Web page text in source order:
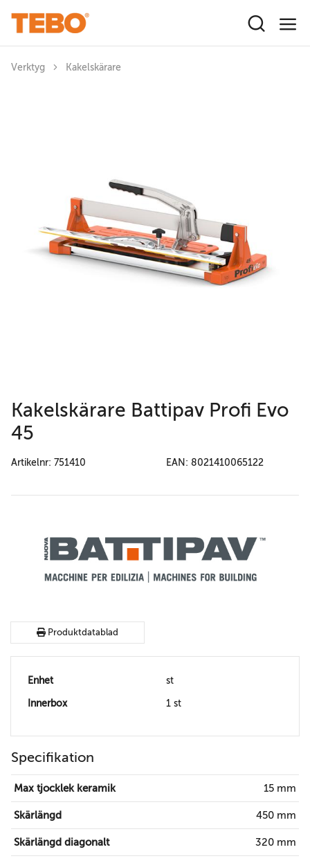
Verktyg Kakelskärare
Kakelskärare Battipav Profi Evo
45
Artikelnr: 751410 EAN: 8021410065122
Produktdatablad
Enhet st
Innerbox 1 st
Specifikation
Max tjocklek keramik 15 mm
Skärlängd 450 mm
Skärlängd diagonalt 320 mm